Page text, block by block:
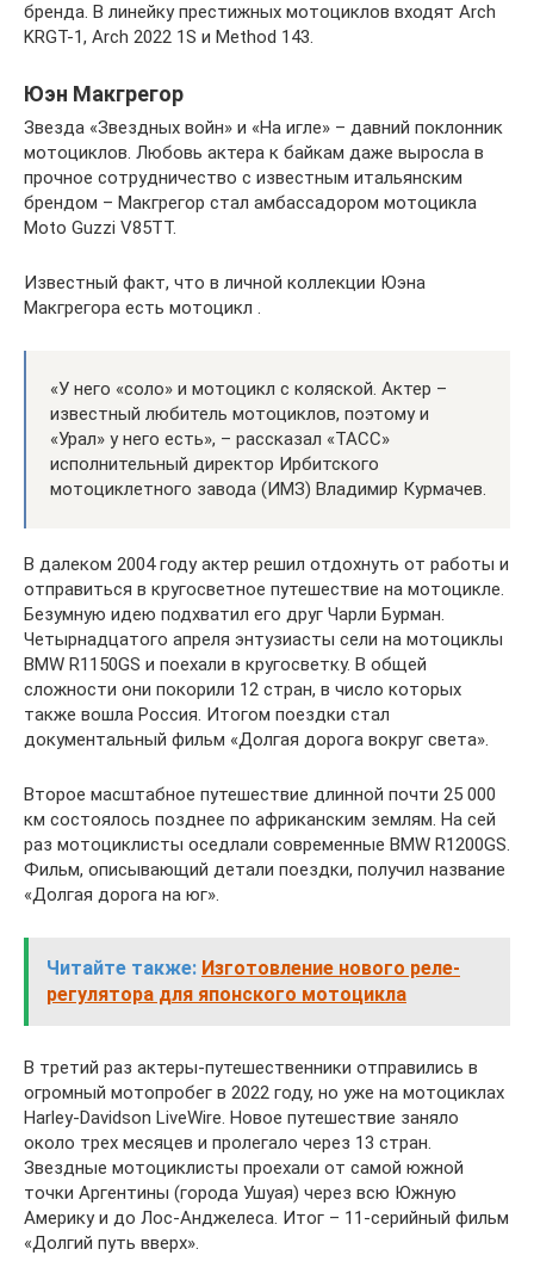
бренда. В линейку престижных мотоциклов входят Arch
KRGT-1, Arch 2022 1S и Method 143.
Юэн Макгрегор
Звезда «Звездных войн» и «На игле» – давний поклонник
мотоциклов. Любовь актера к байкам даже выросла в
прочное сотрудничество с известным итальянским
брендом – Макгрегор стал амбассадором мотоцикла
Moto Guzzi V85TT.
Известный факт, что в личной коллекции Юэна
Макгрегора есть мотоцикл .
«У него «соло» и мотоцикл с коляской. Актер –
известный любитель мотоциклов, поэтому и
«Урал» у него есть», – рассказал «ТАСС»
исполнительный директор Ирбитского
мотоциклетного завода (ИМЗ) Владимир Курмачев.
В далеком 2004 году актер решил отдохнуть от работы и
отправиться в кругосветное путешествие на мотоцикле.
Безумную идею подхватил его друг Чарли Бурман.
Четырнадцатого апреля энтузиасты сели на мотоциклы
BMW R1150GS и поехали в кругосветку. В общей
сложности они покорили 12 стран, в число которых
также вошла Россия. Итогом поездки стал
документальный фильм «Долгая дорога вокруг света».
Второе масштабное путешествие длинной почти 25 000
км состоялось позднее по африканским землям. На сей
раз мотоциклисты оседлали современные BMW R1200GS.
Фильм, описывающий детали поездки, получил название
«Долгая дорога на юг».
Читайте также: Изготовление нового реле-
регулятора для японского мотоцикла
В третий раз актеры-путешественники отправились в
огромный мотопробег в 2022 году, но уже на мотоциклах
Harley-Davidson LiveWire. Новое путешествие заняло
около трех месяцев и пролегало через 13 стран.
Звездные мотоциклисты проехали от самой южной
точки Аргентины (города Ушуая) через всю Южную
Америку и до Лос-Анджелеса. Итог – 11-серийный фильм
«Долгий путь вверх».